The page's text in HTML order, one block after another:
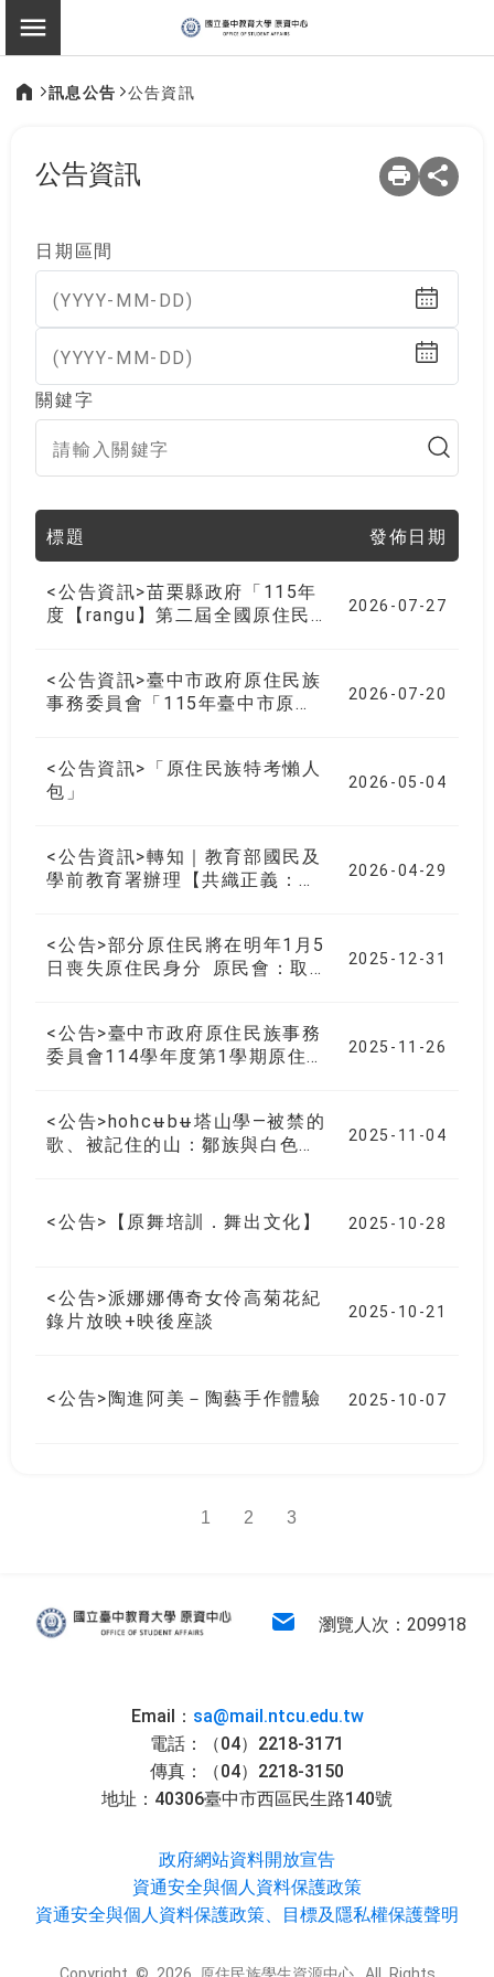
切換選單
訊息公告 公告資訊
公告資訊
日期區間
(YYYY-MM-DD)
(YYYY-MM-DD)
關鍵字
標題 發佈日期
<公告資訊>苗栗縣政府「115年
度【rangu】第二屆全國原住民
2026-07-27
<公告資訊>臺中市政府原住民族
事務委員會「115年臺中市原住
傳統種類選拔賽」
2026-07-20
<公告資訊>「原住民族特考懶人
包」
2026-05-04
<公告資訊>轉知｜教育部國民及
學前教育署辦理【共織正義：回
2026-04-29
<公告>部分原住民將在明年1月5
日喪失原住民身分 原民會：取
2025-12-31
<公告>臺中市政府原住民族事務
委員會114學年度第1學期原住
2025-11-26
<公告>hohcʉbʉ塔山學—被禁的
歌、被記住的山：鄒族與白色恐
2025-11-04
<公告>【原舞培訓．舞出文化】 2025-10-28
<公告>派娜娜傳奇女伶高菊花紀
錄片放映+映後座談
2025-10-21
<公告>陶進阿美－陶藝手作體驗 2025-10-07
1 2 3
瀏覽人次：209918
原住民族學生資源中心
電子信箱
Email： sa@mail.ntcu.edu.tw
電話：（04）2218-3171
傳真：（04）2218-3150
地址：40306臺中市西區民生路140號
政府網站資料開放宣告
資通安全與個人資料保護政策
資通安全與個人資料保護政策、目標及隱私權保護聲明
Copyright © 2026 原住民族學生資源中心. All Rights